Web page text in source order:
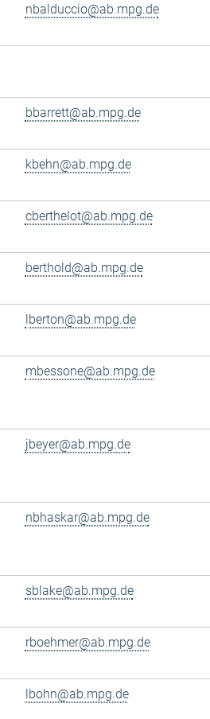
nbalduccio@ab.mpg.de
bbarrett@ab.mpg.de
kbehn@ab.mpg.de
cberthelot@ab.mpg.de
berthold@ab.mpg.de
lberton@ab.mpg.de
mbessone@ab.mpg.de
jbeyer@ab.mpg.de
nbhaskar@ab.mpg.de
sblake@ab.mpg.de
rboehmer@ab.mpg.de
lbohn@ab.mpg.de